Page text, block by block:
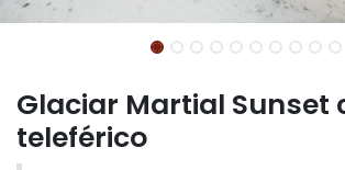
Glaciar Martial Sunset
teleférico